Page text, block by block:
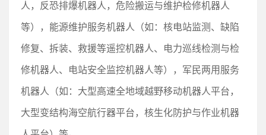
人，反恐排爆机器人，危险搬运与维护检修机器人
等），能源维护服务机器人（如：核电站监测、缺陷
修复、拆装、救援等遥控机器人、电力巡线检测与检
修机器人、电站安全监控机器人等），军民两用服务
机器人（如：大型高速全地域越野移动机器人平台，
大型变结构海空航行器平台，核生化防护与作业机器